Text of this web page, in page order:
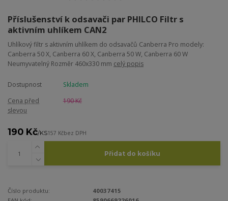
Příslušenství k odsavači par PHILCO Filtr s
aktivním uhlíkem CAN2
Uhlíkový filtr s aktivním uhlíkem do odsavačů Canberra Pro modely:
Canberra 50 X, Canberra 60 X, Canberra 50 W, Canberra 60 W
Neumyvatelný Rozměr 460x330 mm celý popis
Dostupnost
Skladem
Cena před
slevou
190 Kč
190 Kč/KS157 Kčbez DPH
Přidat do košíku
Číslo produktu:
40037415